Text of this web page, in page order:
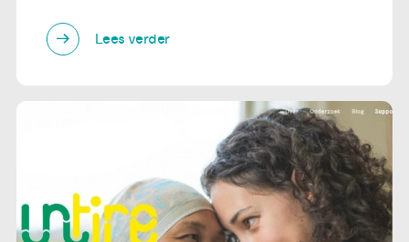
Over onsLees verder